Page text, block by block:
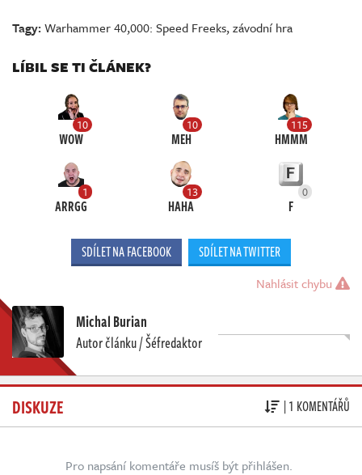
Tagy:Warhammer 40,000: Speed Freeks,závodní hra
LÍBIL SE TI ČLÁNEK?
10
WOW
10
MEH
115
HMMM
1
ARRGG
13
HAHA
0
F
SDÍLET NA FACEBOOK SDÍLET NA TWITTER
Nahlásit chybu
Michal Burian
Autor článku / Šéfredaktor
DISKUZE | 1 KOMENTÁŘŮ
Pro napsání komentáře musíš být přihlášen.